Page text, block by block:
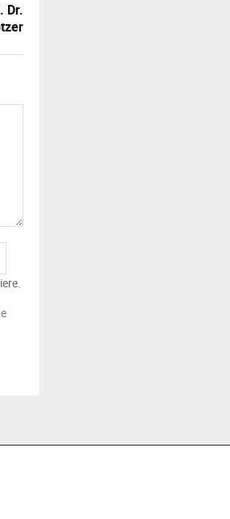
Dr.
JETZT ABONNIEREN!